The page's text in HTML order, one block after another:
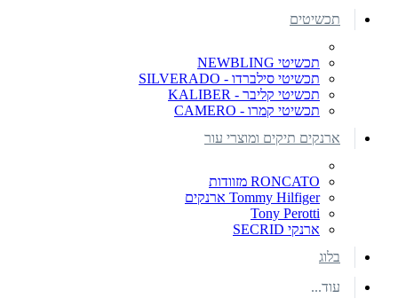
תכשיטים
תכשיטי NEWBLING
תכשיטי סילברדו - SILVERADO
תכשיטי קליבר - KALIBER
תכשיטי קמרו - CAMERO
ארנקים תיקים ומוצרי עור
RONCATO מזוודות
Tommy Hilfiger ארנקים
Tony Perotti
ארנקי SECRID
בלוג
עוד...